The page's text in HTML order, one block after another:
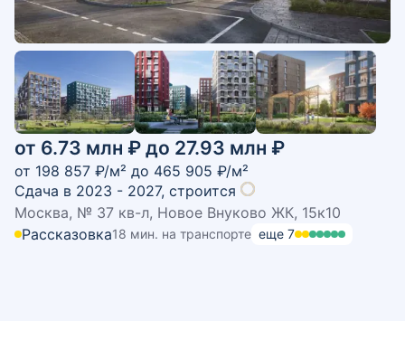
от 6.73 млн ₽ до 27.93 млн ₽
от 198 857 ₽/м² до 465 905 ₽/м²
Сдача в 2023 - 2027, строится
Москва, № 37 кв-л, Новое Внуково ЖК, 15к10
Рассказовка18 мин. на транспорте еще 7